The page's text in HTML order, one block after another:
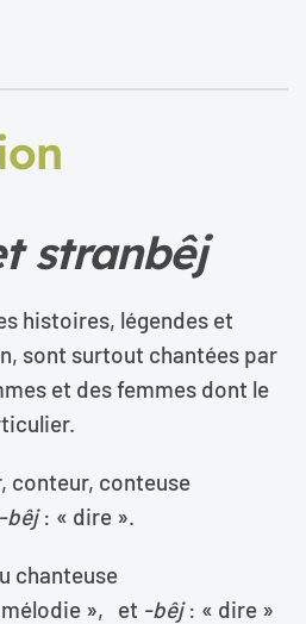
stranbêj
histoires, légendes et
sont surtout chantées par
et des femmes dont le
conteur, conteuse
-bêj: « dire ».
chanteuse
», et -bêj: « dire »